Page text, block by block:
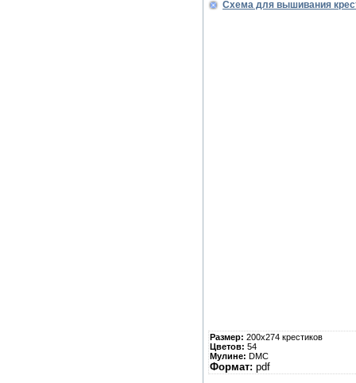
Схема для вышивания
Размер: 200х274 крестиков
Цветов: 54
Мулине: DMC
Формат: pdf